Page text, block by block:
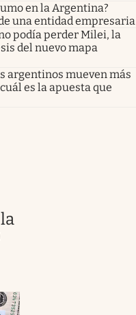
en la Argentina?
una entidad empresaria
podía perder Milei, la
del nuevo mapa
argentinos mueven más
es la apuesta que